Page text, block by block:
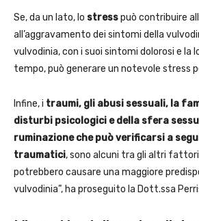
Se, da un lato, lo stresspuò contribuire
all’aggravamento dei sintomi della
vulvodinia, con i suoi sintomi dolorosi e la
tempo, può generare un notevole stress
Infine, i traumi, gli abusi sessuali, la
disturbi psicologici e della sfera
ruminazione che può verificarsi a
traumatici, sono alcuni tra gli altri
potrebbero causare una maggiore
vulvodinia”, ha proseguito la Dott.ssa